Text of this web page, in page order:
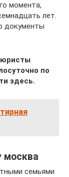
момента,
лет.
документы
по
здесь.
москва
семьями